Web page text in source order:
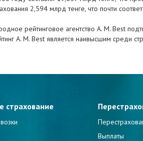
2,594 млрд тенге, что почти
рейтинговое агентство A. M. Best
A. M. Best является наивысшим среди
страхование
Выплаты